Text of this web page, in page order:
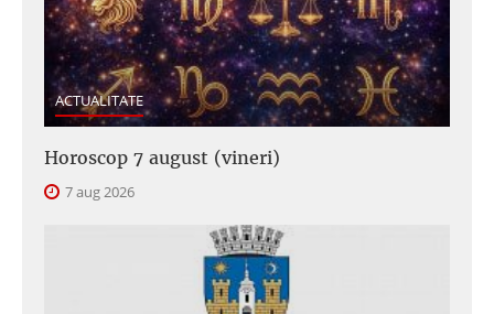
ACTUALITATE
Horoscop 7 august (vineri)
7 aug 2026